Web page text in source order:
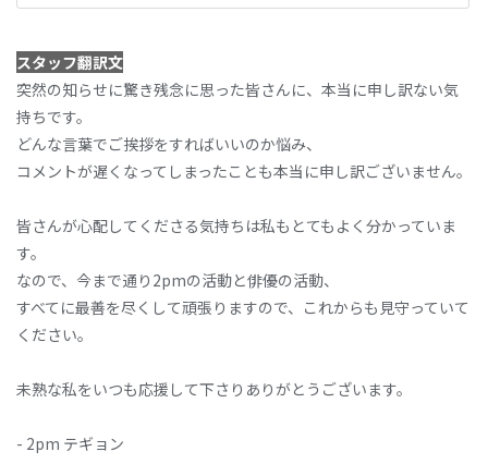
スタッフ翻訳文
突然の知らせに驚き残念に思った皆さんに、本当に申し訳ない気
持ちです。
どんな言葉でご挨拶をすればいいのか悩み、
コメントが遅くなってしまったことも本当に申し訳ございません。
皆さんが心配してくださる気持ちは私もとてもよく分かっていま
す。
なので、今まで通り2pmの活動と俳優の活動、
すべてに最善を尽くして頑張りますので、これからも見守っていて
ください。
未熟な私をいつも応援して下さりありがとうございます。
- 2pm テギョン